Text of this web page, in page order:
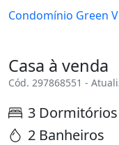
Condomínio Green
Casa à venda
Cód. 297868551 -
3 Dormitórios
2 Banheiros